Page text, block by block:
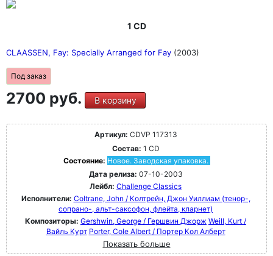
1 CD
CLAASSEN, Fay: Specially Arranged for Fay (2003)
Под заказ
2700 руб. В корзину
Артикул: CDVP 117313
Состав: 1 CD
Состояние: Новое. Заводская упаковка.
Дата релиза: 07-10-2003
Лейбл: Challenge Classics
Исполнители: Coltrane, John / Колтрейн, Джон Уиллиам (тенор-,
сопрано-, альт-саксофон, флейта, кларнет)
Композиторы: Gershwin, George / Гершвин Джорж Weill, Kurt /
Вайль Курт Porter, Cole Albert / Портер Кол Алберт
Показать больше